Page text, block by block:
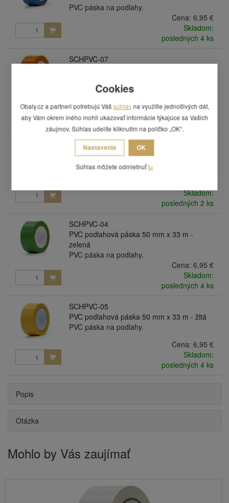
PVC páska na podlahy.
Cena: 6,95 €
Skladom:
posledných 4 ks
SCHPVC-07
PVC páska na podlahy.
Skladom:
posledných 2 ks
SCHPVC-08
PVC podlahová páska 50 mm x 33 m -
PVC páska na podlahy.
Skladom:
posledných 2 ks
SCHPVC-04
PVC podlahová páska 50 mm x 33 m -
zelená
PVC páska na podlahy.
Cena: 6,95 €
Skladom:
posledných 4 ks
SCHPVC-05
PVC podlahová páska 50 mm x 33 m - žltá
PVC páska na podlahy.
Cena: 6,95 €
Skladom:
posledných 4 ks
Popis
Otázka
Mohlo by Vás zaujímať
Cookies
Obaly.cz a partneri potrebujú Vášsúhlas na využitie jednotlivých dát,
aby Vám okrem iného mohli ukazovať informácie týkajúce sa Vašich
záujmov. Súhlas udelíte kliknutím na políčko „OK“.
Nastavenia OK
Súhlas môžete odmietnuťtu